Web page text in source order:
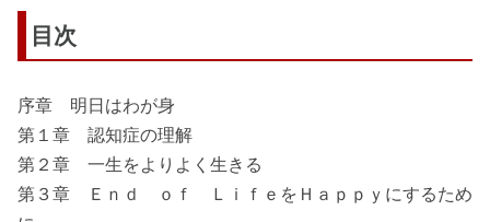
目次
序章 明日はわが身
第１章 認知症の理解
第２章 一生をよりよく生きる
第３章 Ｅｎｄ ｏｆ ＬｉｆｅをＨａｐｐｙにするため